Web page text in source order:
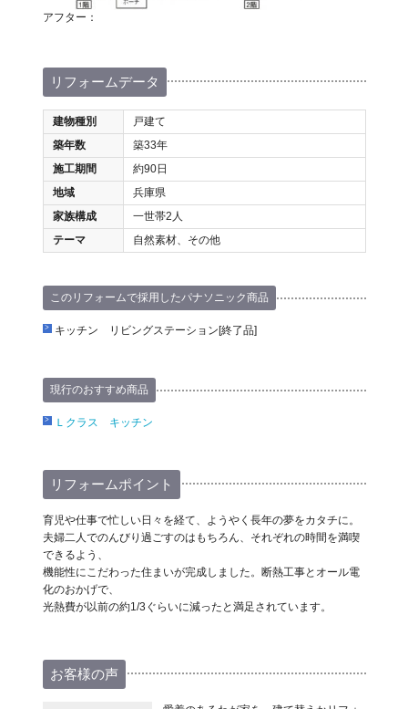
アフター：
リフォームデータ
建物種別
戸建て
築年数
築33年
施工期間
約90日
地域
兵庫県
家族構成
一世帯2人
テーマ
自然素材、その他
このリフォームで採用したパナソニック商品
キッチン リビングステーション[終了品]
現行のおすすめ商品
Ｌクラス キッチン
リフォームポイント
育児や仕事で忙しい日々を経て、ようやく長年の夢をカタチに。
夫婦二人でのんびり過ごすのはもちろん、それぞれの時間を満喫
できるよう、
機能性にこだわった住まいが完成しました。断熱工事とオール電
化のおかげで、
光熱費が以前の約1/3ぐらいに減ったと満足されています。
お客様の声